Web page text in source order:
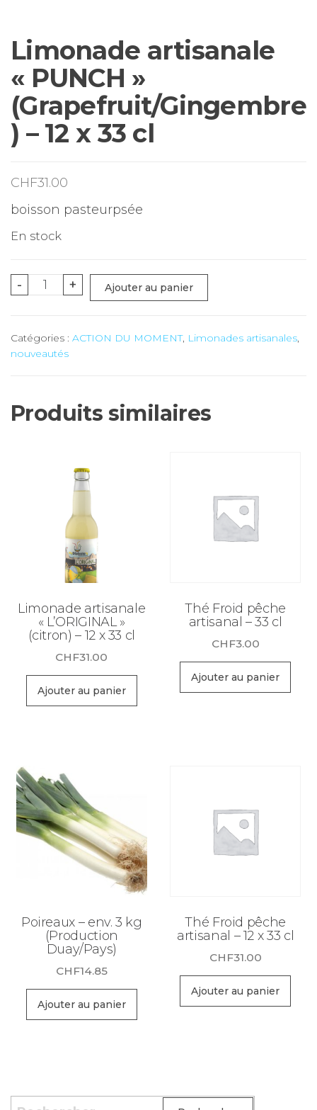
Limonade artisanale
« PUNCH »
(Grapefruit/Gingembre
) – 12 x 33 cl
CHF31.00
boisson pasteurpsée
En stock
-
quantité
artisanale
12
+ Ajouter au panier
Catégories : ACTION DU MOMENT, Limonades artisanales,
nouveautés
Produits similaires
Limonade artisanale
« L’ORIGINAL »
(citron) – 12 x 33 cl
CHF31.00
Ajouter au panier
Thé Froid pêche
artisanal – 33 cl
CHF3.00
Ajouter au panier
Poireaux – env. 3 kg
(Production
Duay/Pays)
CHF14.85
Ajouter au panier
Thé Froid pêche
artisanal – 12 x 33 cl
CHF31.00
Ajouter au panier
Rechercher :